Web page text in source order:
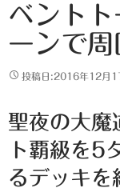
ベント
ーンで周
投稿日:2016年12月
聖夜の大魔
ト覇級を5
るデッキを